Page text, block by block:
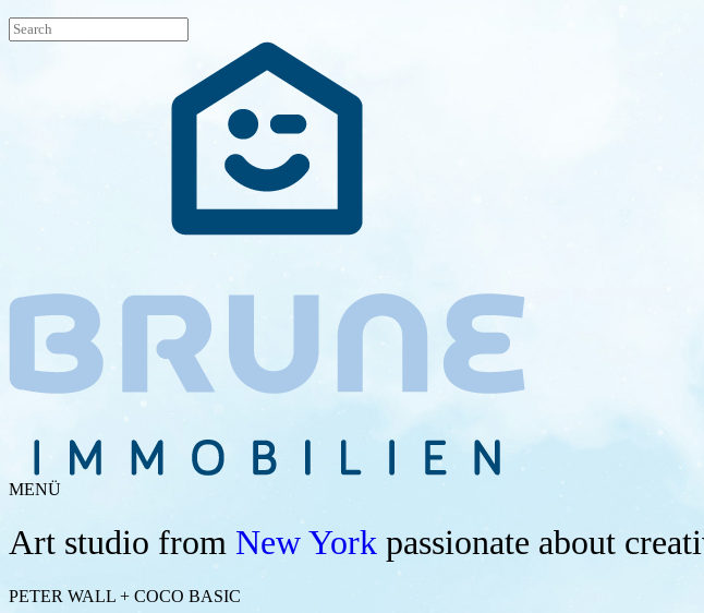
MENÜ
Art studio from New York passionate about
PETER WALL + COCO BASIC